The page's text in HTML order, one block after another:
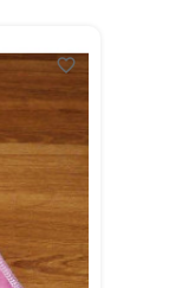
favorite_border